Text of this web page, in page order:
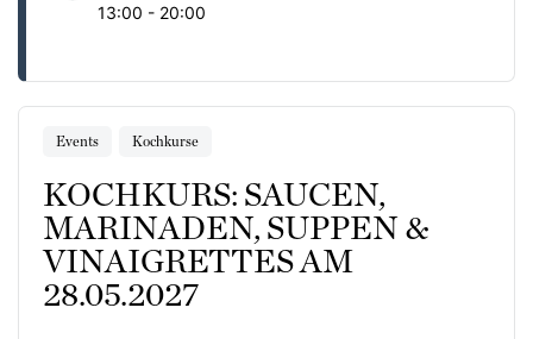
13:00 - 20:00
Events Kochkurse
KOCHKURS: SAUCEN,
MARINADEN, SUPPEN &
VINAIGRETTES AM
28.05.2027